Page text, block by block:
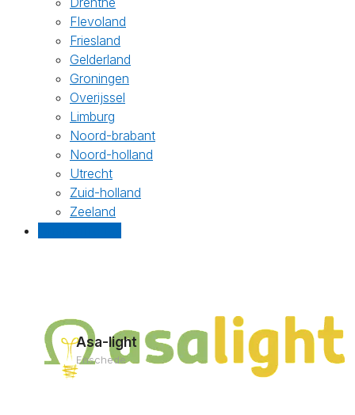
Flevoland
Friesland
Gelderland
Groningen
Overijssel
Limburg
Noord-brabant
Noord-holland
Utrecht
Zuid-holland
Zeeland
Asa-light
Enschede